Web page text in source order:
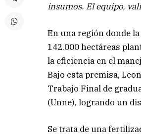
insumos. El equipo,
En una región donde
142.000 hectáreas
la eficiencia en el
Bajo esta premisa,
Trabajo Final de
(Unne), logrando un
Se trata de una